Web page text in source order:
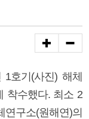
1호기(사진) 해체
착수했다. 최소 2
구소(원해연)의